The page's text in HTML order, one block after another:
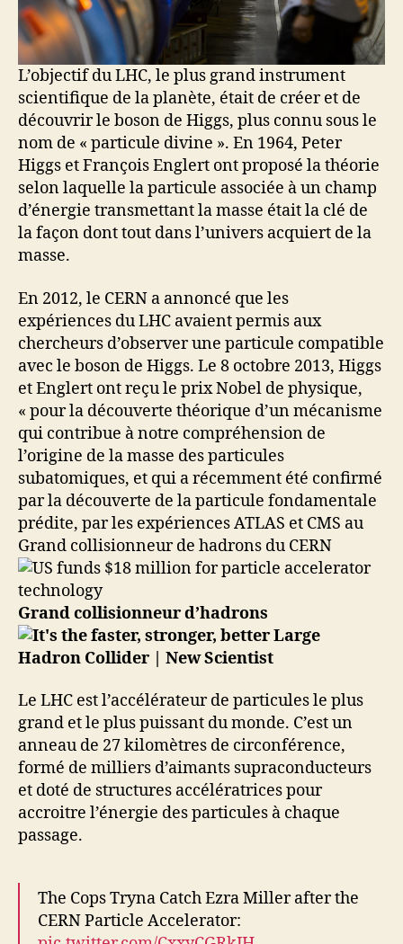
L’objectif du LHC, le plus grand instrument
scientifique de la planète, était de créer et de
découvrir le boson de Higgs, plus connu sous le
nom de « particule divine ». En 1964, Peter
Higgs et François Englert ont proposé la théorie
selon laquelle la particule associée à un champ
d’énergie transmettant la masse était la clé de
la façon dont tout dans l’univers acquiert de la
masse.
En 2012, le CERN a annoncé que les
expériences du LHC avaient permis aux
chercheurs d’observer une particule compatible
avec le boson de Higgs. Le 8 octobre 2013, Higgs
et Englert ont reçu le prix Nobel de physique,
« pour la découverte théorique d’un mécanisme
qui contribue à notre compréhension de
l’origine de la masse des particules
subatomiques, et qui a récemment été confirmé
par la découverte de la particule fondamentale
prédite, par les expériences ATLAS et CMS au
Grand collisionneur de hadrons du CERN
Grand collisionneur d’hadrons
Le LHC est l’accélérateur de particules le plus
grand et le plus puissant du monde. C’est un
anneau de 27 kilomètres de circonférence,
formé de milliers d’aimants supraconducteurs
et doté de structures accélératrices pour
accroitre l’énergie des particules à chaque
passage.
The Cops Tryna Catch Ezra Miller after the
CERN Particle Accelerator: